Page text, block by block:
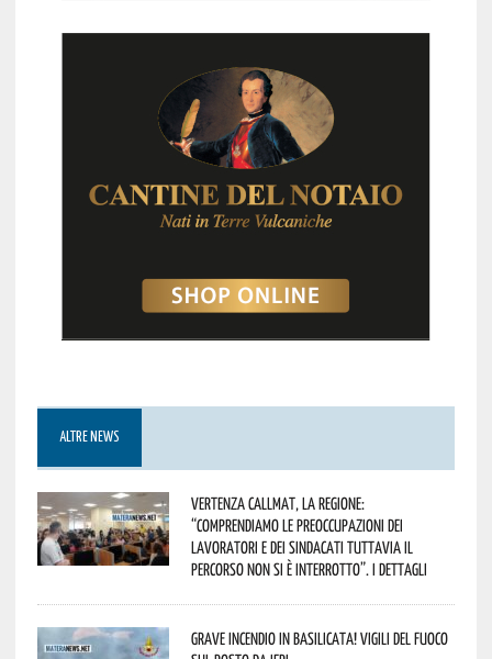
ALTRE NEWS
Vertenza CallMat, la Regione:
“comprendiamo le preoccupazioni dei
lavoratori e dei sindacati tuttavia il
percorso non si è interrotto”. I dettagli
Grave incendio in Basilicata! Vigili del fuoco